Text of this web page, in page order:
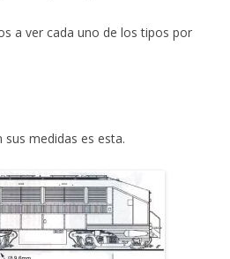
a ver cada uno de los tipos por
medidas es esta.